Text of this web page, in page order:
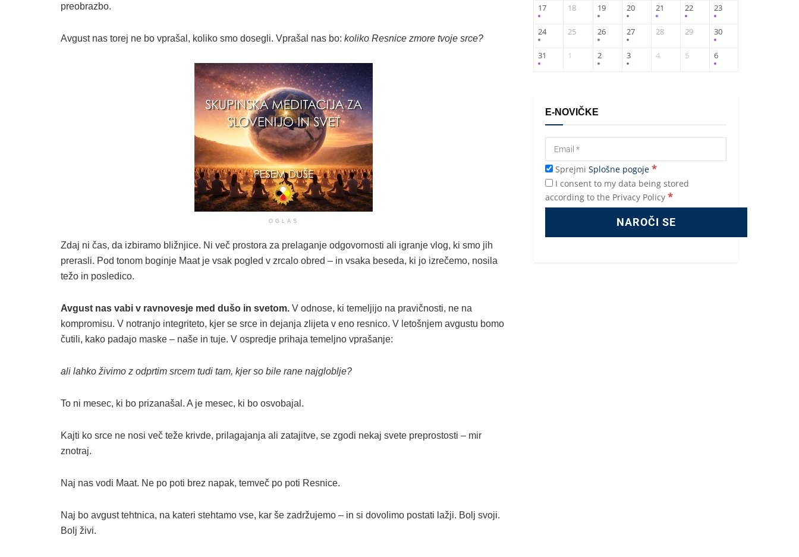
preobrazbo.
Avgust nas torej ne bo vprašal, koliko smo dosegli. Vprašal nas bo: koliko Resnice zmore tvoje srce?
OGLAS
Zdaj ni čas, da izbiramo bližnjice. Ni več prostora za prelaganje odgovornosti ali igranje vlog, ki smo jih
prerasli. Pod tonom boginje Maat je vsak pogled v zrcalo obred – in vsaka beseda, ki jo izrečemo, nosila
težo in posledico.
Avgust nas vabi v ravnovesje med dušo in svetom. V odnose, ki temeljijo na pravičnosti, ne na
kompromisu. V notranjo integriteto, kjer se srce in dejanja zlijeta v eno resnico. V letošnjem avgustu bomo
čutili, kako padajo maske – naše in tuje. V ospredje prihaja temeljno vprašanje:
ali lahko živimo z odprtim srcem tudi tam, kjer so bile rane najgloblje?
To ni mesec, ki bo prizanašal. A je mesec, ki bo osvobajal.
Kajti ko srce ne nosi več teže krivde, prilagajanja ali zatajitve, se zgodi nekaj svete preprostosti – mir
znotraj.
Naj nas vodi Maat. Ne po poti brez napak, temveč po poti Resnice.
Naj bo avgust tehtnica, na kateri stehtamo vse, kar še zadržujemo – in si dovolimo postati lažji. Bolj svoji.
Bolj živi.
17 18 19 20 21 22 23
24 25 26 27 28 29 30
31 1 2 3 4 5 6
E-NOVIČKE
Sprejmi Splošne pogoje *
I consent to my data being stored
according to the Privacy Policy *